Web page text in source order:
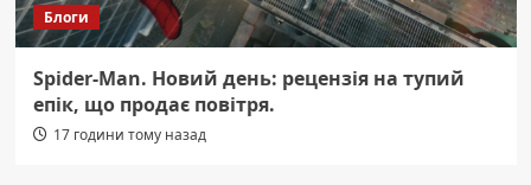
Блоги
Spider-Man. Новий день: рецензія на тупий
епік, що продає повітря.
17 години тому назад